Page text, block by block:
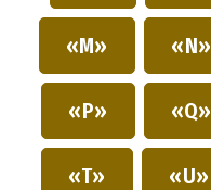
«M» «N»
«P» «Q»
«T» «U»